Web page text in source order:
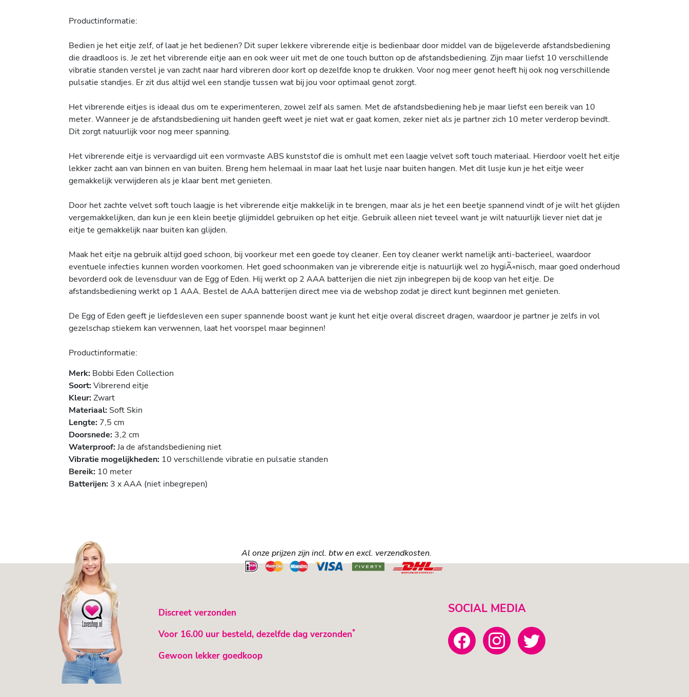
Productinformatie:
Bedien je het eitje zelf, of laat je het bedienen? Dit super lekkere vibrerende eitje is bedienbaar door middel van de bijgeleverde afstandsbediening
die draadloos is. Je zet het vibrerende eitje aan en ook weer uit met de one touch button op de afstandsbediening. Zijn maar liefst 10 verschillende
vibratie standen verstel je van zacht naar hard vibreren door kort op dezelfde knop te drukken. Voor nog meer genot heeft hij ook nog verschillende
pulsatie standjes. Er zit dus altijd wel een standje tussen wat bij jou voor optimaal genot zorgt.
Het vibrerende eitjes is ideaal dus om te experimenteren, zowel zelf als samen. Met de afstandsbediening heb je maar liefst een bereik van 10
meter. Wanneer je de afstandsbediening uit handen geeft weet je niet wat er gaat komen, zeker niet als je partner zich 10 meter verderop bevindt.
Dit zorgt natuurlijk voor nog meer spanning.
Het vibrerende eitje is vervaardigd uit een vormvaste ABS kunststof die is omhult met een laagje velvet soft touch materiaal. Hierdoor voelt het eitje
lekker zacht aan van binnen en van buiten. Breng hem helemaal in maar laat het lusje naar buiten hangen. Met dit lusje kun je het eitje weer
gemakkelijk verwijderen als je klaar bent met genieten.
Door het zachte velvet soft touch laagje is het vibrerende eitje makkelijk in te brengen, maar als je het een beetje spannend vindt of je wilt het glijden
vergemakkelijken, dan kun je een klein beetje glijmiddel gebruiken op het eitje. Gebruik alleen niet teveel want je wilt natuurlijk liever niet dat je
eitje te gemakkelijk naar buiten kan glijden.
Maak het eitje na gebruik altijd goed schoon, bij voorkeur met een goede toy cleaner. Een toy cleaner werkt namelijk anti-bacterieel, waardoor
eventuele infecties kunnen worden voorkomen. Het goed schoonmaken van je vibrerende eitje is natuurlijk wel zo hygiÃ«nisch, maar goed onderhoud
bevorderd ook de levensduur van de Egg of Eden. Hij werkt op 2 AAA batterijen die niet zijn inbegrepen bij de koop van het eitje. De
afstandsbediening werkt op 1 AAA. Bestel de AAA batterijen direct mee via de webshop zodat je direct kunt beginnen met genieten.
De Egg of Eden geeft je liefdesleven een super spannende boost want je kunt het eitje overal discreet dragen, waardoor je partner je zelfs in vol
gezelschap stiekem kan verwennen, laat het voorspel maar beginnen!
Productinformatie:
Merk: Bobbi Eden Collection
Soort:Vibrerend eitje
Kleur:Zwart
Materiaal: Soft Skin
Lengte: 7,5 cm
Doorsnede: 3,2 cm
Waterproof:Ja de afstandsbediening niet
Vibratie mogelijkheden: 10 verschillende vibratie en pulsatie standen
Bereik: 10 meter
Batterijen: 3 x AAA (niet inbegrepen)
Al onze prijzen zijn incl. btw en excl. verzendkosten.
Discreet verzonden
Voor 16.00 uur besteld, dezelfde dag verzonden*
Gewoon lekker goedkoop
SOCIAL MEDIA